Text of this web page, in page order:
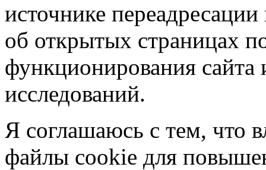
источнике переадресации
об открытых страницах
функционирования сайта
исследований.
Я соглашаюсь с тем, что
файлы cookie для